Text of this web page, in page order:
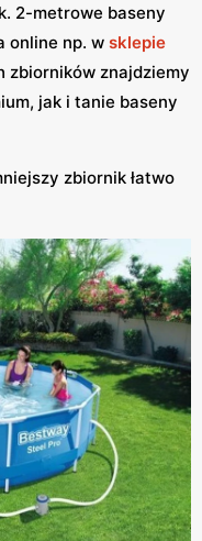
2-metrowe baseny
online np. w sklepie
zbiorników znajdziemy
jak i tanie baseny
zbiornik łatwo